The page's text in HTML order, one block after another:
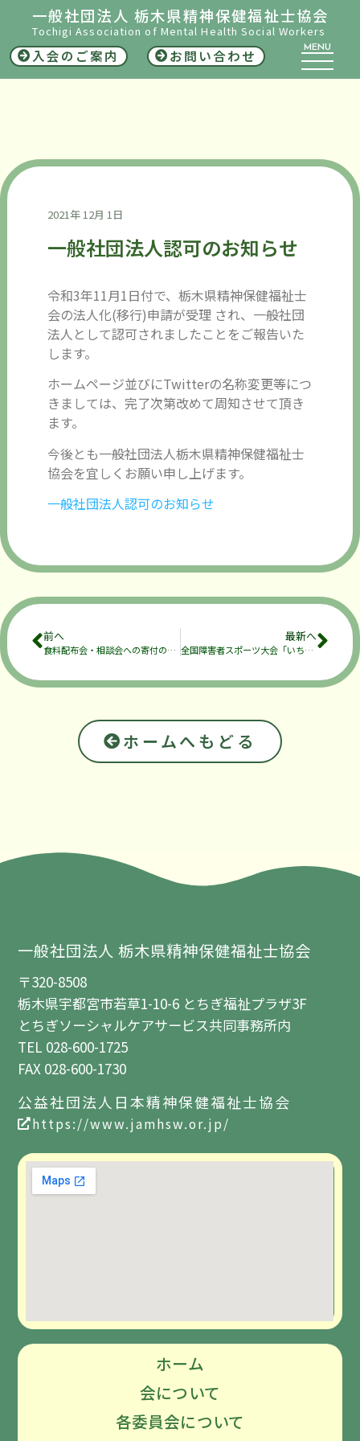
一般社団法人 栃木県精神保健福祉士協会
Tochigi Association of Mental Health Social Workers
入会のご案内 お問い合わせ MENU
2021年 12月 1日
一般社団法人認可のお知らせ
令和3年11月1日付で、栃木県精神保健福祉士
会の法人化(移行)申請が受理 され、一般社団
法人として認可されましたことをご報告いた
します。
ホームページ並びにTwitterの名称変更等につ
きましては、完了次第改めて周知させて頂き
ます。
今後とも一般社団法人栃木県精神保健福祉士
協会を宜しくお願い申し上げます。
一般社団法人認可のお知らせ
前へ
食料配布会・相談会への寄付のお願いとボランティアの募集
最新へ
全国障害者スポーツ大会「いちご一会とちぎ大会」派遣選手及び栃木県強化指定選手の募集について
ホームへもどる
一般社団法人 栃木県精神保健福祉士協会
〒320-8508
栃木県宇都宮市若草1-10-6 とちぎ福祉プラザ3F
とちぎソーシャルケアサービス共同事務所内
TEL 028-600-1725
FAX 028-600-1730
公益社団法人日本精神保健福祉士協会
https://www.jamhsw.or.jp/
ホーム
会について
各委員会について